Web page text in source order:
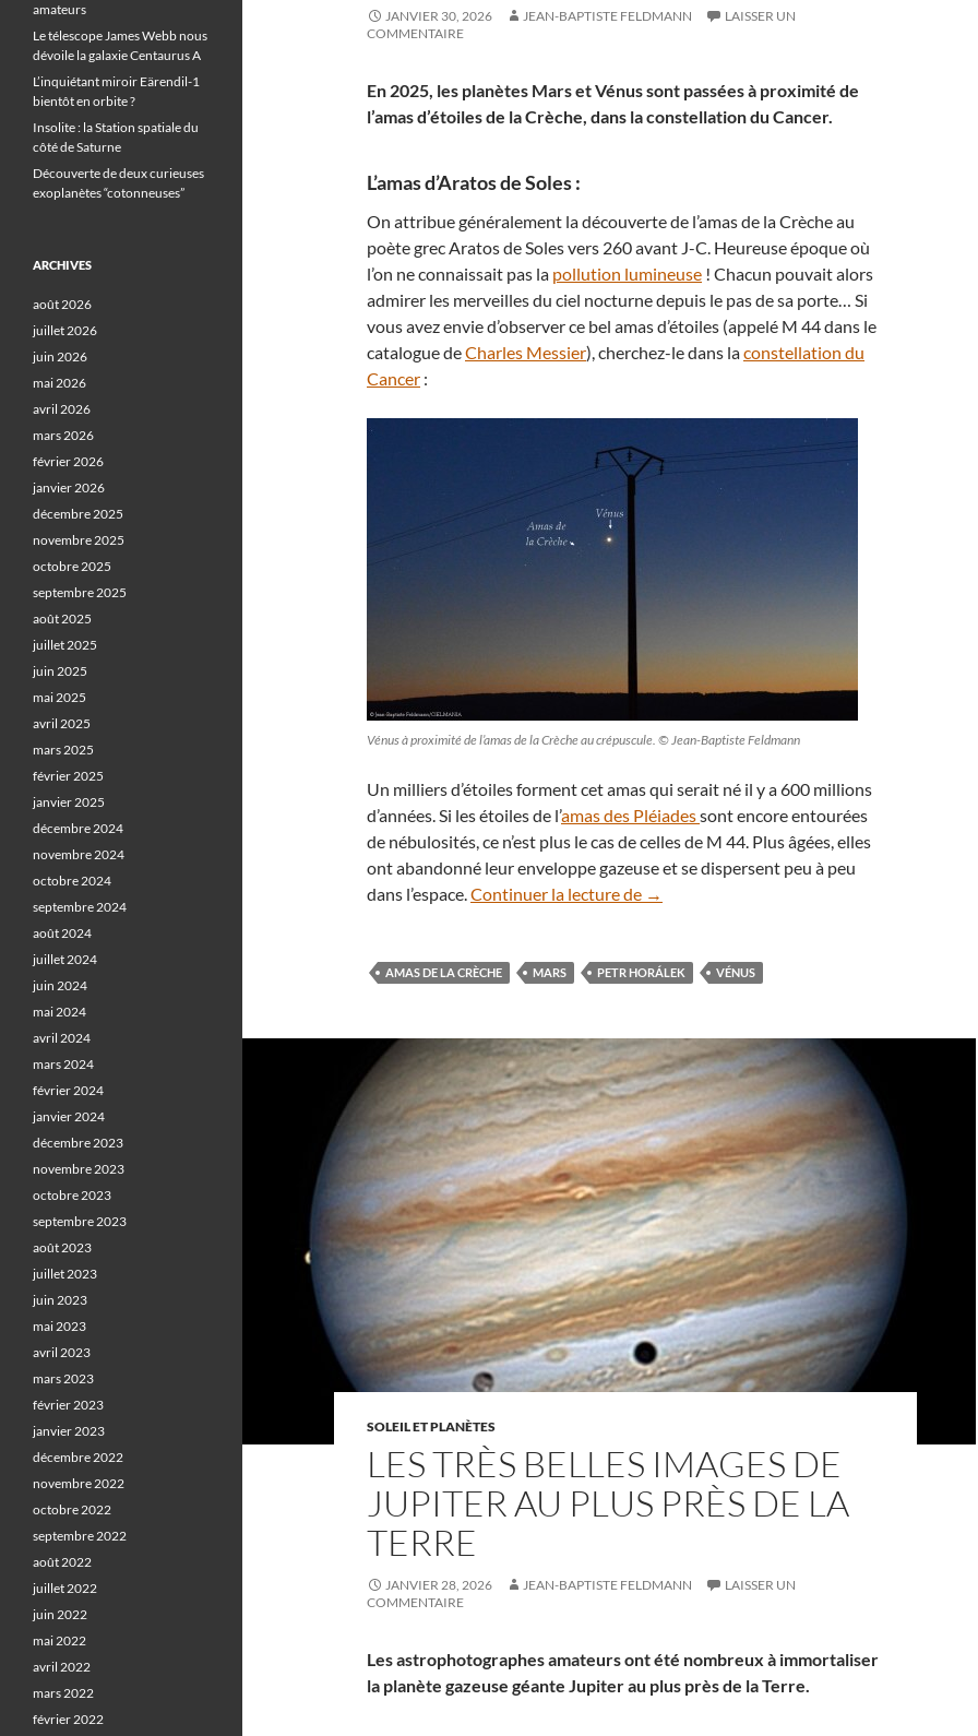
JANVIER 30, 2026 JEAN-BAPTISTE FELDMANN
LAISSER UN
COMMENTAIRE
En 2025, les planètes Mars et Vénus sont passées à proximité de
l’amas d’étoiles de la Crèche, dans la constellation du Cancer.
L’amas d’Aratos de Soles :
On attribue généralement la découverte de l’amas de la Crèche au
poète grec Aratos de Soles vers 260 avant J-C. Heureuse époque où
l’on ne connaissait pas la pollution lumineuse ! Chacun pouvait alors
admirer les merveilles du ciel nocturne depuis le pas de sa porte… Si
vous avez envie d’observer ce bel amas d’étoiles (appelé M 44 dans le
catalogue deCharles Messier), cherchez-le dans laconstellation du
Cancer :
Vénus à proximité de l’amas de la Crèche au crépuscule. © Jean-Baptiste Feldmann
Un milliers d’étoiles forment cet amas qui serait né il y a 600 millions
d’années. Si les étoiles de l’amas des Pléiadessont encore entourées
de nébulosités, ce n’est plus le cas de celles de M 44. Plus âgées, elles
ont abandonné leur enveloppe gazeuse et se dispersent peu à peu
dans l’espace.Continuer la lecture de Insolite : Mars et Vénus du côté de l’amas de
→
AMAS DE LA CRÈCHE MARS PETR HORÁLEK VÉNUS
SOLEIL ET PLANÈTES
LES TRÈS BELLES IMAGES DE
JUPITER AU PLUS PRÈS DE LA
TERRE
JANVIER 28, 2026 JEAN-BAPTISTE FELDMANN
LAISSER UN
COMMENTAIRE
Les astrophotographes amateurs ont été nombreux à immortaliser
la planète gazeuse géante Jupiter au plus près de la Terre.
amateurs
Le télescope James Webb nous
dévoile la galaxie Centaurus A
L’inquiétant miroir Eärendil-1
bientôt en orbite ?
Insolite : la Station spatiale du
côté de Saturne
Découverte de deux curieuses
exoplanètes “cotonneuses”
ARCHIVES
août 2026
juillet 2026
juin 2026
mai 2026
avril 2026
mars 2026
février 2026
janvier 2026
décembre 2025
novembre 2025
octobre 2025
septembre 2025
août 2025
juillet 2025
juin 2025
mai 2025
avril 2025
mars 2025
février 2025
janvier 2025
décembre 2024
novembre 2024
octobre 2024
septembre 2024
août 2024
juillet 2024
juin 2024
mai 2024
avril 2024
mars 2024
février 2024
janvier 2024
décembre 2023
novembre 2023
octobre 2023
septembre 2023
août 2023
juillet 2023
juin 2023
mai 2023
avril 2023
mars 2023
février 2023
janvier 2023
décembre 2022
novembre 2022
octobre 2022
septembre 2022
août 2022
juillet 2022
juin 2022
mai 2022
avril 2022
mars 2022
février 2022